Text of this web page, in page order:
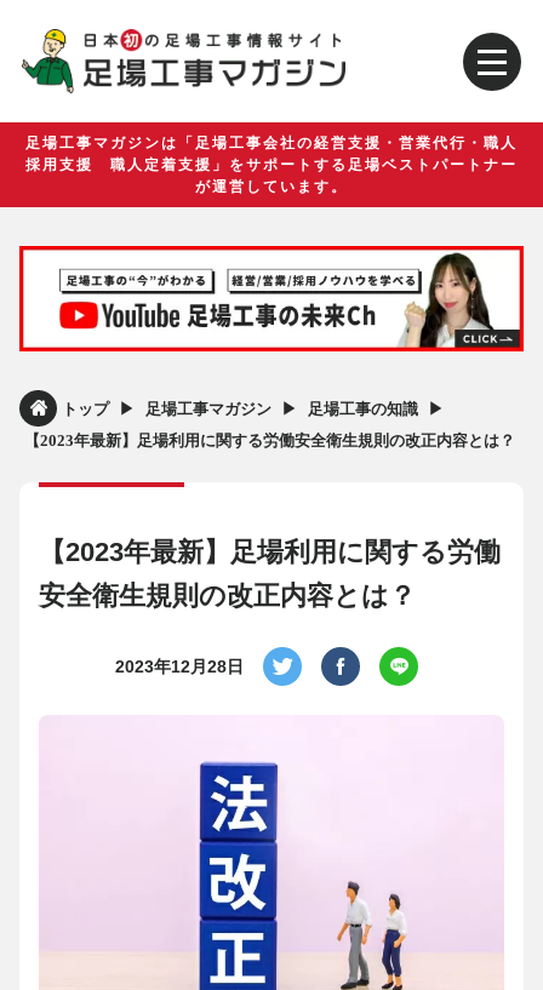
足場工事マガジンは「足場工事会社の経営支援・営業代行・職人
採用支援 職人定着支援」をサポートする足場ベストパートナー
が運営しています。
トップ ▶︎ 足場工事マガジン ▶︎ 足場工事の知識 ▶︎
【2023年最新】足場利用に関する労働安全衛生規則の改正内容とは？
【2023年最新】足場利用に関する労働
安全衛生規則の改正内容とは？
2023年12月28日